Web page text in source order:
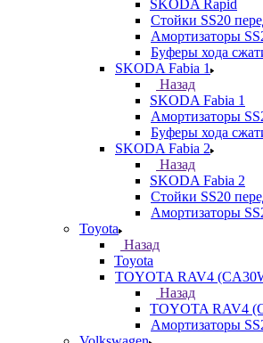
SKODA Rapid
Стойки SS20
Амортизаторы
Буферы хода
SKODA Fabia 1
Назад
SKODA Fabia 1
Амортизаторы
Буферы хода
SKODA Fabia 2
Назад
SKODA Fabia 2
Стойки SS20
Амортизаторы
Toyota
Назад
Toyota
TOYOTA RAV4
Назад
TOYOTA RAV4
Амортизаторы